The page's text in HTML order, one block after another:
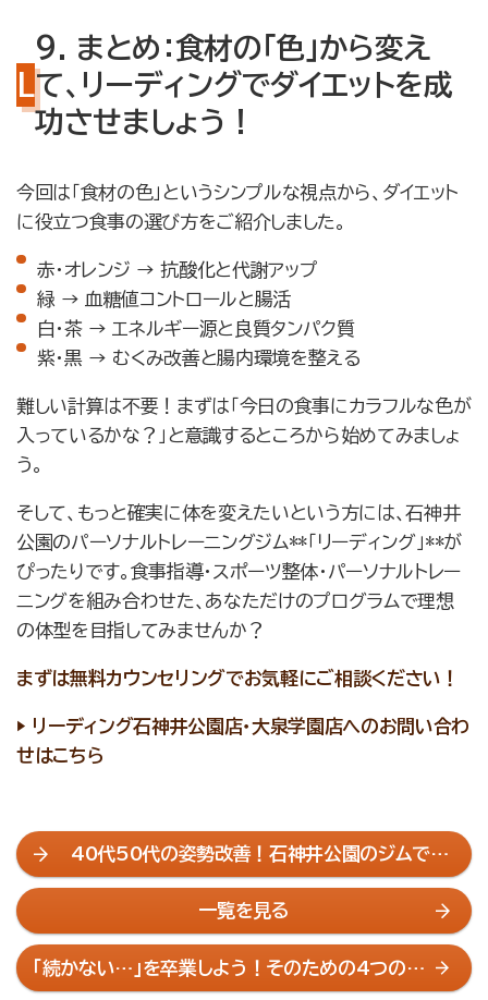
9. まとめ：食材の「色」から変え
て、リーディングでダイエットを成
功させましょう！
今回は「食材の色」というシンプルな視点から、ダイエット
に役立つ食事の選び方をご紹介しました。
赤・オレンジ → 抗酸化と代謝アップ
緑 → 血糖値コントロールと腸活
白・茶 → エネルギー源と良質タンパク質
紫・黒 → むくみ改善と腸内環境を整える
難しい計算は不要！まずは「今日の食事にカラフルな色が
入っているかな？」と意識するところから始めてみましょ
う。
そして、もっと確実に体を変えたいという方には、石神井
公園のパーソナルトレーニングジム**「リーディング」**が
ぴったりです。食事指導・スポーツ整体・パーソナルトレー
ニングを組み合わせた、あなただけのプログラムで理想
の体型を目指してみませんか？
まずは無料カウンセリングでお気軽にご相談ください！
▶ リーディング石神井公園店・大泉学園店へのお問い合わ
せはこちら
40代50代の姿勢改善！石神井公園のジムで腰
痛・肩こりを解消
一覧を見る
「続かない…」を卒業しよう！そのための4つの考
え方